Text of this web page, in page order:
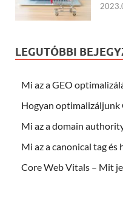
LEGUTÓBBI
Mi az a GEO
Hogyan optimalizáljunk
Mi az a domain
Mi az a canonical tag és
Core Web Vitals – Mit